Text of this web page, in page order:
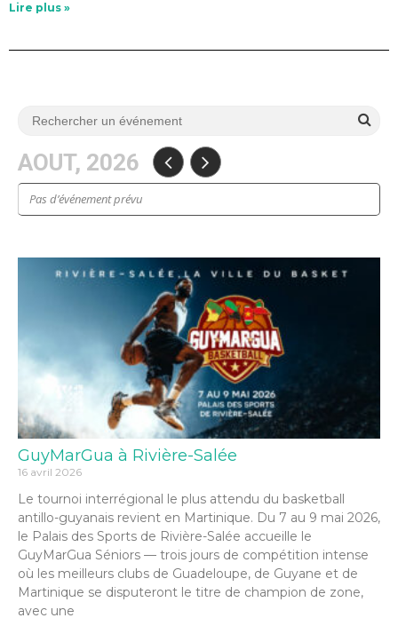
Lire plus »
AOUT, 2026
Pas d’événement prévu
GuyMarGua à Rivière-Salée
16 avril 2026
Le tournoi interrégional le plus attendu du basketball
antillo-guyanais revient en Martinique. Du 7 au 9 mai 2026,
le Palais des Sports de Rivière-Salée accueille le
GuyMarGua Séniors — trois jours de compétition intense
où les meilleurs clubs de Guadeloupe, de Guyane et de
Martinique se disputeront le titre de champion de zone,
avec une